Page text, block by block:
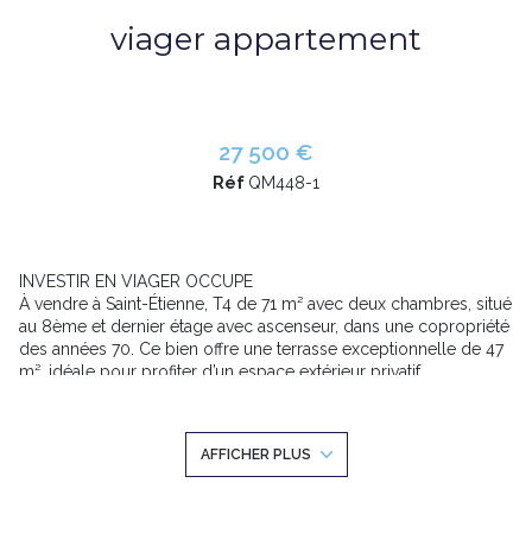
viager appartement
27 500 €
Réf QM448-1
INVESTIR EN VIAGER OCCUPE
À vendre à Saint-Étienne, T4 de 71 m² avec deux chambres, situé
au 8ème et dernier étage avec ascenseur, dans une copropriété
des années 70. Ce bien offre une terrasse exceptionnelle de 47
m², idéale pour profiter d’un espace extérieur privatif.
euros et sa valeur occupée à 75 000 euros. L’acquisition se fait
avec une importante décote de 68 %.
AFFICHER PLUS